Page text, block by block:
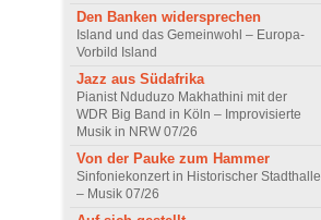
Den Banken widersprechen
Island und das Gemeinwohl – Europa-
Vorbild Island
Jazz aus Südafrika
Pianist Nduduzo Makhathini mit der
WDR Big Band in Köln – Improvisierte
Musik in NRW 07/26
Von der Pauke zum Hammer
Sinfoniekonzert in Historischer Stadthalle
– Musik 07/26